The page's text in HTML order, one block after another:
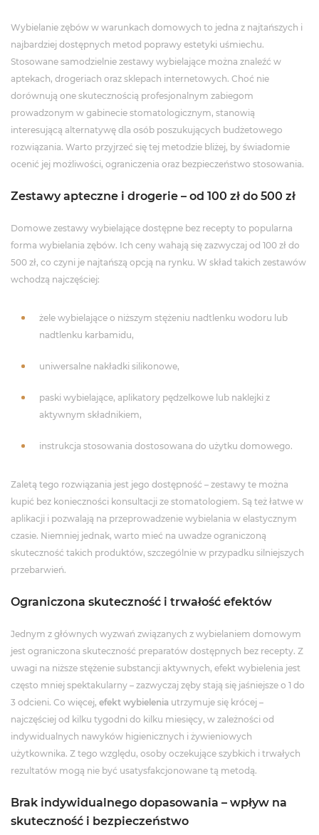
Wybielanie zębów w warunkach domowych to jedna z najtańszych i
najbardziej dostępnych metod poprawy estetyki uśmiechu.
Stosowane samodzielnie zestawy wybielające można znaleźć w
aptekach, drogeriach oraz sklepach internetowych. Choć nie
dorównują one skutecznością profesjonalnym zabiegom
prowadzonym w gabinecie stomatologicznym, stanowią
interesującą alternatywę dla osób poszukujących budżetowego
rozwiązania. Warto przyjrzeć się tej metodzie bliżej, by świadomie
ocenić jej możliwości, ograniczenia oraz bezpieczeństwo stosowania.
Zestawy apteczne i drogerie – od 100 zł do 500 zł
Domowe zestawy wybielające dostępne bez recepty to popularna
forma wybielania zębów. Ich ceny wahają się zazwyczaj od 100 zł do
500 zł, co czyni je najtańszą opcją na rynku. W skład takich zestawów
wchodzą najczęściej:
żele wybielające o niższym stężeniu nadtlenku wodoru lub
nadtlenku karbamidu,
uniwersalne nakładki silikonowe,
paski wybielające, aplikatory pędzelkowe lub naklejki z
aktywnym składnikiem,
instrukcja stosowania dostosowana do użytku domowego.
Zaletą tego rozwiązania jest jego dostępność – zestawy te można
kupić bez konieczności konsultacji ze stomatologiem. Są też łatwe w
aplikacji i pozwalają na przeprowadzenie wybielania w elastycznym
czasie. Niemniej jednak, warto mieć na uwadze ograniczoną
skuteczność takich produktów, szczególnie w przypadku silniejszych
przebarwień.
Ograniczona skuteczność i trwałość efektów
Jednym z głównych wyzwań związanych z wybielaniem domowym
jest ograniczona skuteczność preparatów dostępnych bez recepty. Z
uwagi na niższe stężenie substancji aktywnych, efekt wybielenia jest
często mniej spektakularny – zazwyczaj zęby stają się jaśniejsze o 1 do
3 odcieni. Co więcej, efekt wybielenia utrzymuje się krócej –
najczęściej od kilku tygodni do kilku miesięcy, w zależności od
indywidualnych nawyków higienicznych i żywieniowych
użytkownika. Z tego względu, osoby oczekujące szybkich i trwałych
rezultatów mogą nie być usatysfakcjonowane tą metodą.
Brak indywidualnego dopasowania – wpływ na
skuteczność i bezpieczeństwo